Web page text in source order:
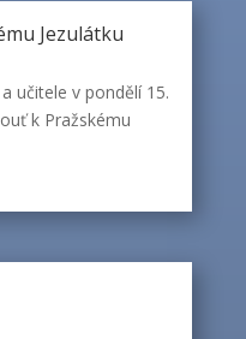
Jezulátku
učitele v pondělí 15.
k Pražskému